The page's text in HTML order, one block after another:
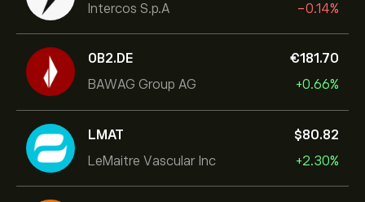
Intercos S.p.A
-0.14%
0B2.DE
BAWAG Group AG
‎€‎181.70
+0.66%
LMAT
LeMaitre Vascular Inc
‎$‎80.82
+2.30%